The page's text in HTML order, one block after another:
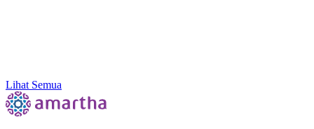
Dipakai di Dunia Bisnis
Lihat Semua